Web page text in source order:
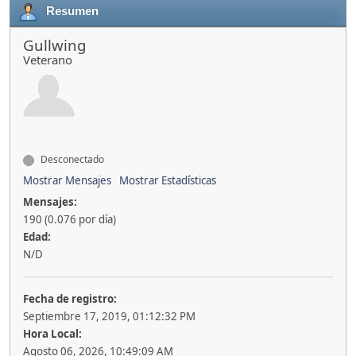
Resumen
Gullwing
Veterano
Desconectado
Mostrar Mensajes
Mostrar Estadísticas
Mensajes:
190 (0.076 por día)
Edad:
N/D
Fecha de registro:
Septiembre 17, 2019, 01:12:32 PM
Hora Local:
Agosto 06, 2026, 10:49:09 AM